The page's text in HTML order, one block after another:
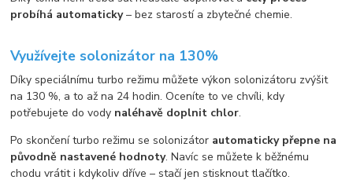
probíhá automaticky– bez starostí a zbytečné chemie.
Využívejte solonizátor na 130%
Díky speciálnímu turbo režimu můžete výkon solonizátoru zvýšit
na 130 %, a to až na 24 hodin. Oceníte to ve chvíli, kdy
potřebujete do vody naléhavě doplnit chlor.
Po skončení turbo režimu se solonizátor automaticky přepne na
původně nastavené hodnoty. Navíc se můžete k běžnému
chodu vrátit i kdykoliv dříve – stačí jen stisknout tlačítko.